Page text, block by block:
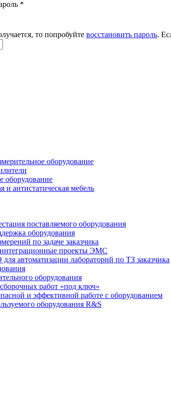
*
то попробуйте восстановить пароль.
оборудование
оборудование
антистатическая мебель
поставляемого оборудования
оборудования
по задаче заказчика
проекты ЭМС
автоматизации лабораторий по ТЗ заказчика
оборудования
работ «под ключ»
и эффективной работе с оборудованием
оборудования R&S